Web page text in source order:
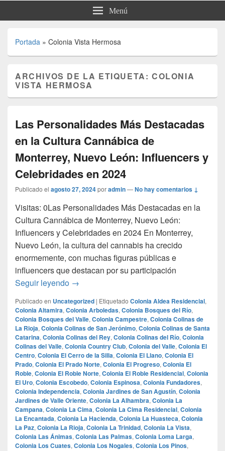
Menú
Portada » Colonia Vista Hermosa
ARCHIVOS DE LA ETIQUETA:COLONIA
VISTA HERMOSA
Las Personalidades Más Destacadas
en la Cultura Cannábica de
Monterrey, Nuevo León: Influencers y
Celebridades en 2024
Publicado el agosto 27, 2024poradmin—No hay comentarios ↓
Visitas: 0Las Personalidades Más Destacadas en la
Cultura Cannábica de Monterrey, Nuevo León:
Influencers y Celebridades en 2024 En Monterrey,
Nuevo León, la cultura del cannabis ha crecido
enormemente, con muchas figuras públicas e
influencers que destacan por su participación
Seguir leyendo Las Personalidades Más Destacadas en
→
Publicado en Uncategorized | Etiquetado Colonia Aldea Residencial,
Colonia Altamira, Colonia Arboledas, Colonia Bosques del Río,
Colonia Bosques del Valle, Colonia Campestre, Colonia Colinas de
La Rioja, Colonia Colinas de San Jerónimo, Colonia Colinas de Santa
Catarina, Colonia Colinas del Rey, Colonia Colinas del Río, Colonia
Colinas del Valle, Colonia Country Club, Colonia del Valle, Colonia El
Centro, Colonia El Cerro de la Silla, Colonia El Llano, Colonia El
Prado, Colonia El Prado Norte, Colonia El Progreso, Colonia El
Roble, Colonia El Roble Norte, Colonia El Roble Residencial, Colonia
El Uro, Colonia Escobedo, Colonia Espinosa, Colonia Fundadores,
Colonia Independencia, Colonia Jardines de San Agustín, Colonia
Jardines de Valle Oriente, Colonia La Alhambra, Colonia La
Campana, Colonia La Cima, Colonia La Cima Residencial, Colonia
La Encantada, Colonia La Hacienda, Colonia La Huasteca, Colonia
La Paz, Colonia La Rioja, Colonia La Trinidad, Colonia La Vista,
Colonia Las Ánimas, Colonia Las Palmas, Colonia Loma Larga,
Colonia Los Cuates, Colonia Los Nogales, Colonia Los Pinos,